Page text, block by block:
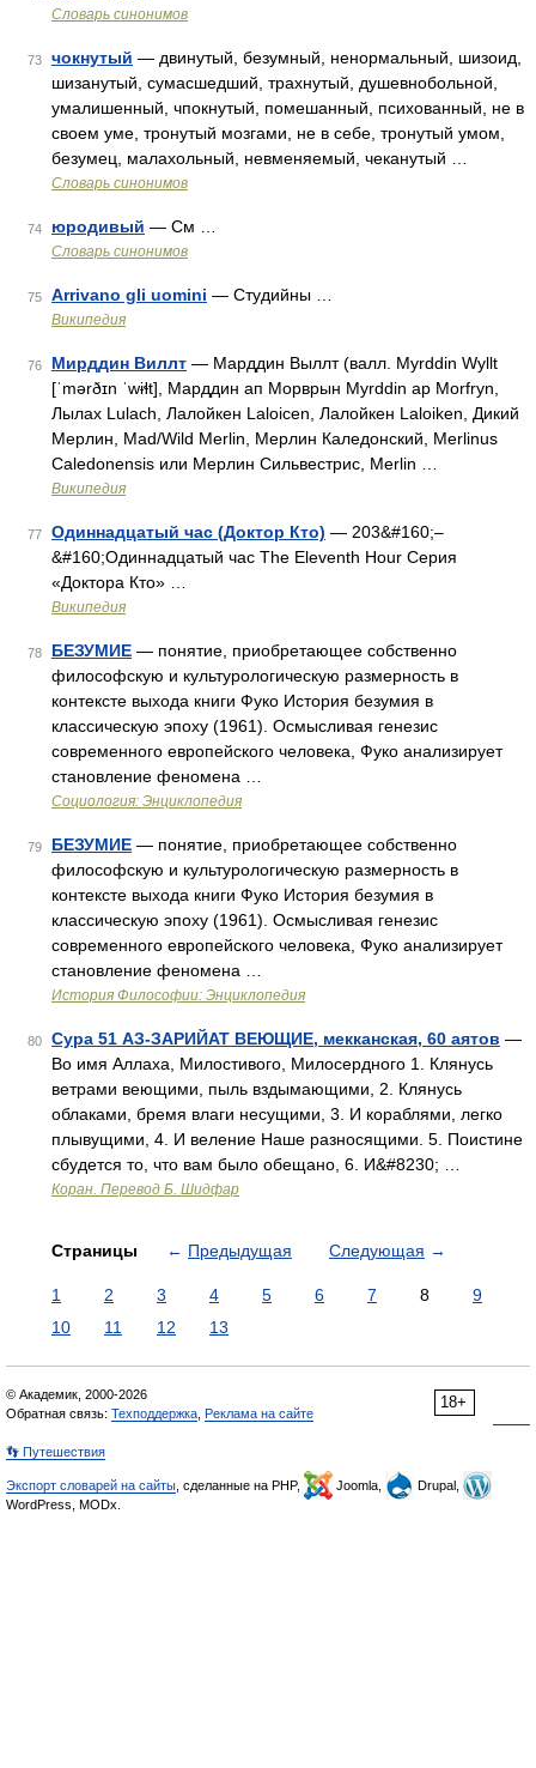
Словарь синонимов
73 чокнутый — двинутый, безумный, ненормальный, шизоид,
шизанутый, сумасшедший, трахнутый, душевнобольной,
умалишенный, чпокнутый, помешанный, психованный, не в
своем уме, тронутый мозгами, не в себе, тронутый умом,
безумец, малахольный, невменяемый, чеканутый …
Словарь синонимов
74 юродивый — См …
Словарь синонимов
75 Arrivano gli uomini — Студийны …
Википедия
76 Мирддин Виллт — Марддин Выллт (валл. Myrddin Wyllt
[ˈmərðɪn ˈwɨɬt], Марддин ап Морврын Myrddin ap Morfryn,
Лылах Lulach, Лалойкен Laloicen, Лалойкен Laloiken, Дикий
Мерлин, Mad/Wild Merlin, Мерлин Каледонский, Merlinus
Caledonensis или Мерлин Сильвестрис, Merlin …
Википедия
77 Одиннадцатый час (Доктор Кто) — 203&#160;–
&#160;Одиннадцатый час The Eleventh Hour Серия
«Доктора Кто» …
Википедия
78 БЕЗУМИЕ — понятие, приобретающее собственно
философскую и культурологическую размерность в
контексте выхода книги Фуко История безумия в
классическую эпоху (1961). Осмысливая генезис
современного европейского человека, Фуко анализирует
становление феномена …
Социология: Энциклопедия
79 БЕЗУМИЕ — понятие, приобретающее собственно
философскую и культурологическую размерность в
контексте выхода книги Фуко История безумия в
классическую эпоху (1961). Осмысливая генезис
современного европейского человека, Фуко анализирует
становление феномена …
История Философии: Энциклопедия
80 Сура 51 АЗ-ЗАРИЙАТ ВЕЮЩИЕ, мекканская, 60 аятов —
Во имя Аллаха, Милостивого, Милосердного 1. Клянусь
ветрами веющими, пыль вздымающими, 2. Клянусь
облаками, бремя влаги несущими, 3. И кораблями, легко
плывущими, 4. И веление Наше разносящими. 5. Поистине
сбудется то, что вам было обещано, 6. И&#8230; …
Коран. Перевод Б. Шидфар
Страницы ← Предыдущая Следующая →
1 2 3 4 5 6 7 8
9
10
11 12 13
18+
© Академик, 2000-2026
Обратная связь: Техподдержка Реклама на сайте
👣 Путешествия
Экспорт словарей на сайты , сделанные на PHP, Joomla,
Drupal,
WordPress, MODx.